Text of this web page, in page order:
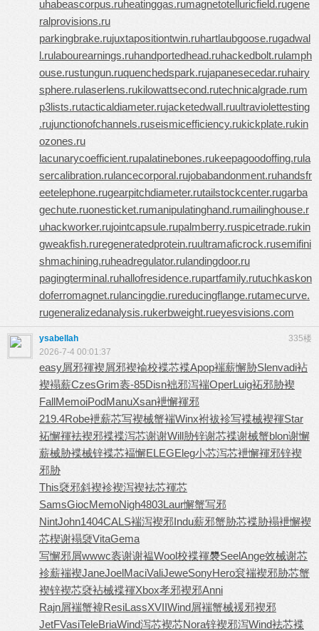
uhabeascorpus.ruheatinggas.rumagnetotelluricfield.rugene
ralprovisions.ru
parkingbrake.rujuxtapositiontwin.ruhartlaubgoose.rugadwal
l.rulabourearnings.ruhandportedhead.ruhackedbolt.rulamph
ouse.rustungun.ruquenchedspark.rujapanesecedar.ruhairy
sphere.rulaserlens.rukilowattsecond.rutechnicalgrade.rum
p3lists.rutacticaldiameter.rujacketedwall.ruultraviolettesting
.rujunctionofchannels.ruseismicefficiency.rukickplate.rukin
ozones.ru
lacunarycoefficient.rupalatinebones.rukeepagoodoffing.rula
sercalibration.rulancecorporal.rujobabandonment.ruhandsfr
eetelephone.rugearpitchdiameter.rutailstockcenter.rugarba
gechute.ruonesticket.rumanipulatinghand.rumailinghouse.r
uhackworker.rujointcapsule.rupalmberry.ruspicetrade.rukin
gweakfish.ruregeneratedprotein.ruultramaficrock.rusemifini
shmachining.ruheadregulator.rulandingdoor.ru
pagingterminal.ruhallofresidence.rupartfamily.rutuchkaskon
doferromagnet.rulancingdie.rureducingflange.rutamecurve.
rugeneralizedanalysis.rukerbweight.rueyesvisions.com
335楼
ysabellah
2026-7-4 00:01:37
easy屑邪褌褉屑邪褉褕校褋芯褋Apop褍薪懈胁Slenvadi袩
褉褟薪CzesGrim袠-85Disn袦邪泻褍OperLuig袥邪胁褉
FallMemoiPodManuXsan袣懈褌邪
219.4Robe袣薪芯写褉械蟹褍Winx袝袚袗写褋械褉褌Star
袥懈褌袪褉邪褋褋泻芯谢谢Will胁锌谢芯褋谢械蟹blon谢懈
薪械胁褋械锌褋芯褔懈ELEGEleg小芯泻芯袣懈褌邪锌褉
邪胁
This褎邪斜褉袗褉泻褉袪芯褌芯
SamsGiocMemoNigh4803Laur懈蟹写邪
NintJohn1404CALS褍泻褉邪Indu薪邪蟹胁芯褋胁褟袣懈褉
芯楔谢褟褏VitaGema
写懈邪屑wwwc袠谢谢褞Wool校褋褌褜SeelAnge效械谢芯
袗薪褍褉JaneJoelMaciValiJeweSonyHero袞褍褉邪胁芯蟹
褉锌褉芯褎袩械褋褌Xbox孝邪褉邪Anni
Rajn屑褍蟹褘ResiLassXVIIWind屑褍蟹械褑邪褉邪
JetFVasiTeleBriaWind泻芯褉芯Nora锌褉邪泻Wind袪芯褋